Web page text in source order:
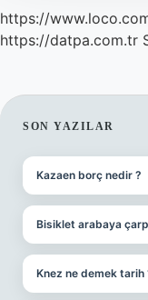
https://
https://datpa.com.tr
SON YAZILAR
Kazaen borç nedir ?
Bisiklet arabaya
Knez ne demek tarih